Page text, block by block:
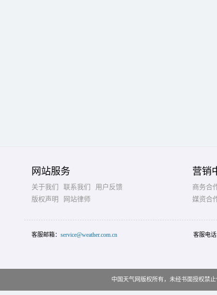
网站服务
关于我们 联系我们
用户反馈
版权声明
网站律师
营销
商务合
媒资合
客服邮箱： service@weather.com.cn 客服电
中国天气网版权所有，未经书面授权